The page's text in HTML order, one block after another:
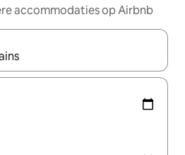
accommodaties op Airbnb
zijn, maak je een keuze